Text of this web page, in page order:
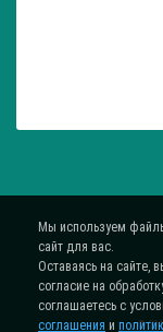
®
Мы используем
сайт для вас.
Оставаясь на сайте,
согласие на
соглашаетесь с
соглашения и